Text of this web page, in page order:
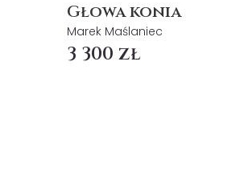
Głowa konia
Marek Maślaniec
3 300 zł